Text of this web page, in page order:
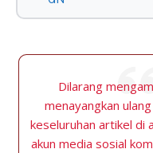
Dilarang
menayangkan
keseluruhan artikel di
akun media sosial